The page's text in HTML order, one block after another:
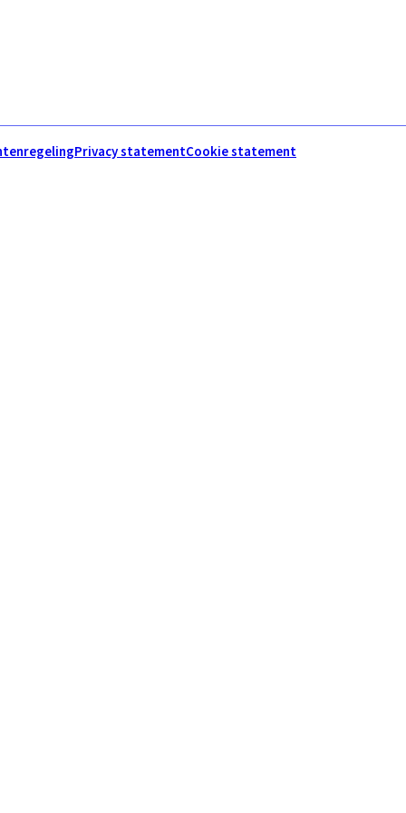
Privacy statementCookie statement